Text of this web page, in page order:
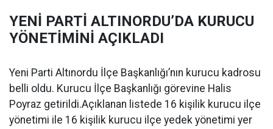
YENİ PARTİ ALTINORDU’DA KURUCU
YÖNETİMİNİ AÇIKLADI
Yeni Parti Altınordu İlçe Başkanlığı’nın kurucu kadrosu
belli oldu. Kurucu İlçe Başkanlığı görevine Halis
Poyraz getirildi.Açıklanan listede 16 kişilik kurucu ilçe
yönetimi ile 16 kişilik kurucu ilçe yedek yönetimi yer